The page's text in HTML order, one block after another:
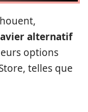
alternatif
options
telles que